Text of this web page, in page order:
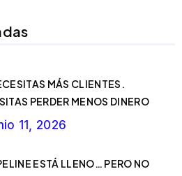
MÁS CLIENTES.
PERDER MENOS DINERO
11, 2026
ESTÁ LLENO… PERO NO